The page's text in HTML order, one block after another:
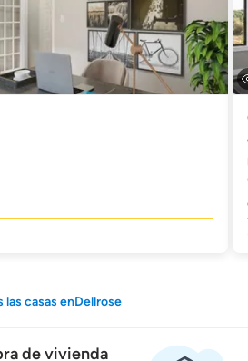
las casas enDellrose
de vivienda